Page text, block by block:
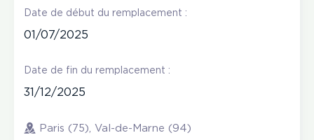
Date de début du remplacement :
01/07/2025
Date de fin du remplacement :
31/12/2025
Paris (75), Val-de-Marne (94)